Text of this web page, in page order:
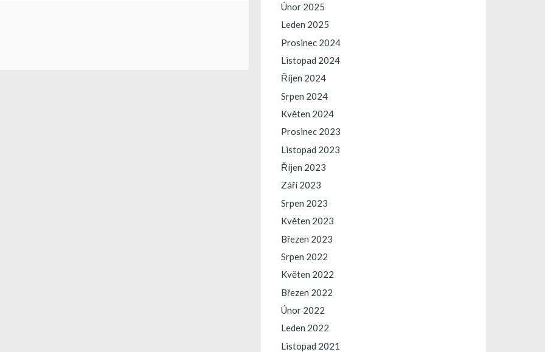
Únor 2025
Leden 2025
Prosinec 2024
Listopad 2024
Říjen 2024
Srpen 2024
Květen 2024
Prosinec 2023
Listopad 2023
Říjen 2023
Září 2023
Srpen 2023
Květen 2023
Březen 2023
Srpen 2022
Květen 2022
Březen 2022
Únor 2022
Leden 2022
Listopad 2021